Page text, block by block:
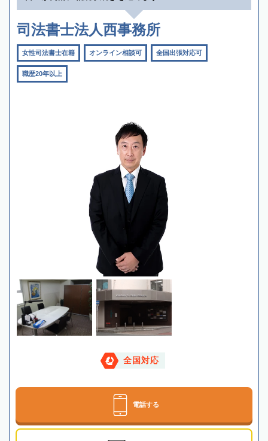
司法書士法人西事務所
女性司法書士在籍 オンライン相談可 全国出張対応可
職歴20年以上
全国対応
電話する